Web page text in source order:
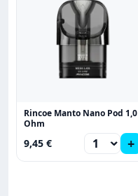
Rincoe Manto Nano Pod 1,0
Ohm
9,45 € +